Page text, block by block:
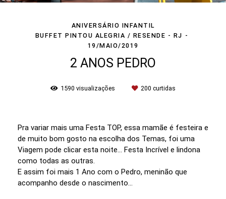
ANIVERSÁRIO INFANTIL
BUFFET PINTOU ALEGRIA / RESENDE - RJ
19/MAIO/2019
2 ANOS PEDRO
1590 visualizações 200 curtidas
Pra variar mais uma Festa TOP, essa mamãe é festeira e
de muito bom gosto na escolha dos Temas, foi uma
Viagem pode clicar esta noite... Festa Incrível e lindona
como todas as outras.
E assim foi mais 1 Ano com o Pedro, meninão que
acompanho desde o nascimento...